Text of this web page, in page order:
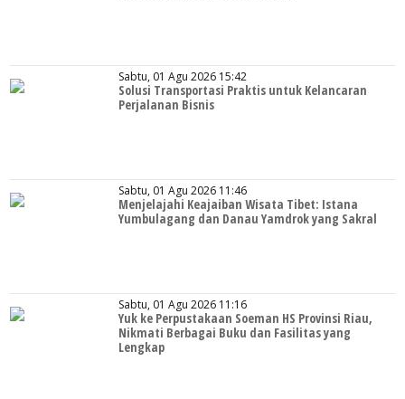
Sabtu, 01 Agu 2026 15:42
Solusi Transportasi Praktis untuk Kelancaran
Perjalanan Bisnis
Sabtu, 01 Agu 2026 11:46
Menjelajahi Keajaiban Wisata Tibet: Istana
Yumbulagang dan Danau Yamdrok yang Sakral
Sabtu, 01 Agu 2026 11:16
Yuk ke Perpustakaan Soeman HS Provinsi Riau,
Nikmati Berbagai Buku dan Fasilitas yang
Lengkap